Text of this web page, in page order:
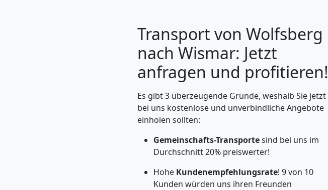
Transport von Wolfsberg
nach Wismar: Jetzt
anfragen und profitieren!
Es gibt 3 überzeugende Gründe, weshalb Sie jetzt
bei uns kostenlose und unverbindliche Angebote
einholen sollten:
Gemeinschafts-Transportesind bei uns im
Durchschnitt 20% preiswerter!
Hohe Kundenempfehlungsrate! 9 von 10
Kunden würden uns ihren Freunden